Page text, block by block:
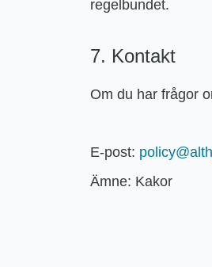
regelbundet.
7. Kontakt
Om du har frågor
E-post:
Ämne: Kakor